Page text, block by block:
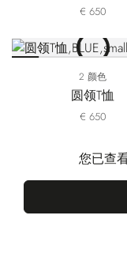
€ 650
2 颜色
圆领T恤
€ 650
您已查